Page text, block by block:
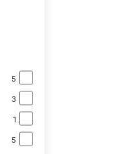
5
3
1
5